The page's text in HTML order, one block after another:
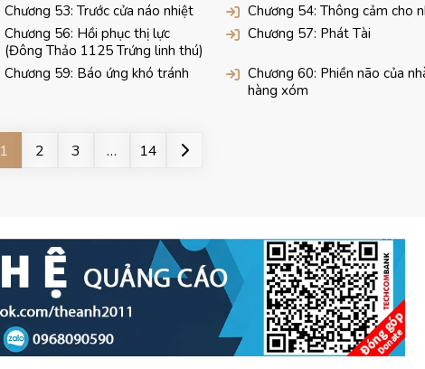
Chương 53: Trước cửa náo nhiệt
Chương 54: Thông cảm cho
Chương 56: Hồi phục thị lực
(Đông Thảo 1125 Trứng linh thú)
Chương 57: Phát Tài
Chương 59: Báo ứng khó tránh
Chương 60: Phiền não của
hàng xóm
1 2 3 … 14